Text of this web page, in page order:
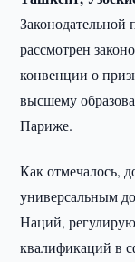
рассмотрен
конвенции о
высшему
Париже.
Как отмечалось,
универсальным
Наций,
квалификаций в